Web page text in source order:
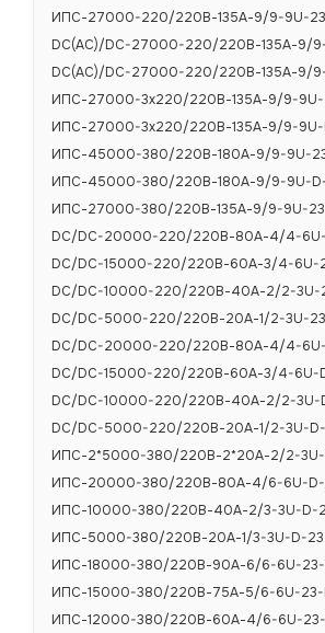
ИПС-27000-220/220В-135А-9/9-9U-
DC(AC)/DC-27000-220/220В-135А-9/
DC(AC)/DC-27000-220/220В-135А-9/
ИПС-27000-3х220/220В-135А-9/9-9U-
ИПС-27000-3х220/220В-135А-9/9-9U-
ИПС-45000-380/220В-180А-9/9-9U-23
ИПС-45000-380/220В-180А-9/9-9U-D-
ИПС-27000-380/220В-135А-9/9-9U-23
DC/DC-20000-220/220В-80А-4/4-6U-
DC/DC-15000-220/220В-60А-3/4-6U-
DC/DC-10000-220/220В-40А-2/2-3U-
DC/DC-5000-220/220В-20А-1/2-3U-23
DC/DC-20000-220/220В-80А-4/4-6U-
DC/DC-15000-220/220В-60А-3/4-6U-
DC/DC-10000-220/220В-40А-2/2-3U-
DC/DC-5000-220/220В-20А-1/2-3U-D-
ИПС-2*5000-380/220В-2*20А-2/2-3U-
ИПС-20000-380/220В-80А-4/6-6U-D-
ИПС-10000-380/220В-40А-2/3-3U-D-
ИПС-5000-380/220В-20А-1/3-3U-D-23
ИПС-18000-380/220В-90А-6/6-6U-23-
ИПС-15000-380/220В-75А-5/6-6U-23-
ИПС-12000-380/220В-60А-4/6-6U-23-